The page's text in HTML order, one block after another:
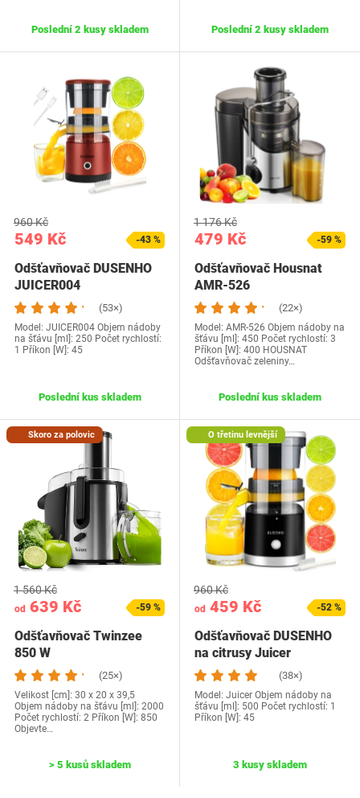
Poslední 2 kusy skladem Poslední 2 kusy skladem
549 Kč
960 Kč
-43 %
Odšťavňovač DUSENHO
JUICER004
(53×)
Model: JUICER004 Objem nádoby
na šťávu [ml]: 250 Počet rychlostí:
1 Příkon [W]: 45
Poslední kus skladem
479 Kč
1 176 Kč
-59 %
Odšťavňovač Housnat
AMR-526
(22×)
Model: ‎AMR-526 Objem nádoby na
šťávu [ml]: 450 Počet rychlostí: 3
Příkon [W]: 400 HOUSNAT
Odšťavňovač zeleniny…
Poslední kus skladem
Skoro za polovic
od 639 Kč
1 560 Kč
-59 %
Odšťavňovač Twinzee
850 W
(25×)
Velikost [cm]: 30 x 20 x 39,5
Objem nádoby na šťávu [ml]: 2000
Počet rychlostí: 2 Příkon [W]: 850
Objevte…
> 5 kusů skladem
O třetinu levnější
od 459 Kč
960 Kč
-52 %
Odšťavňovač DUSENHO
na citrusy Juicer
(38×)
Model: Juicer Objem nádoby na
šťávu [ml]: 500 Počet rychlostí: 1
Příkon [W]: 45
3 kusy skladem